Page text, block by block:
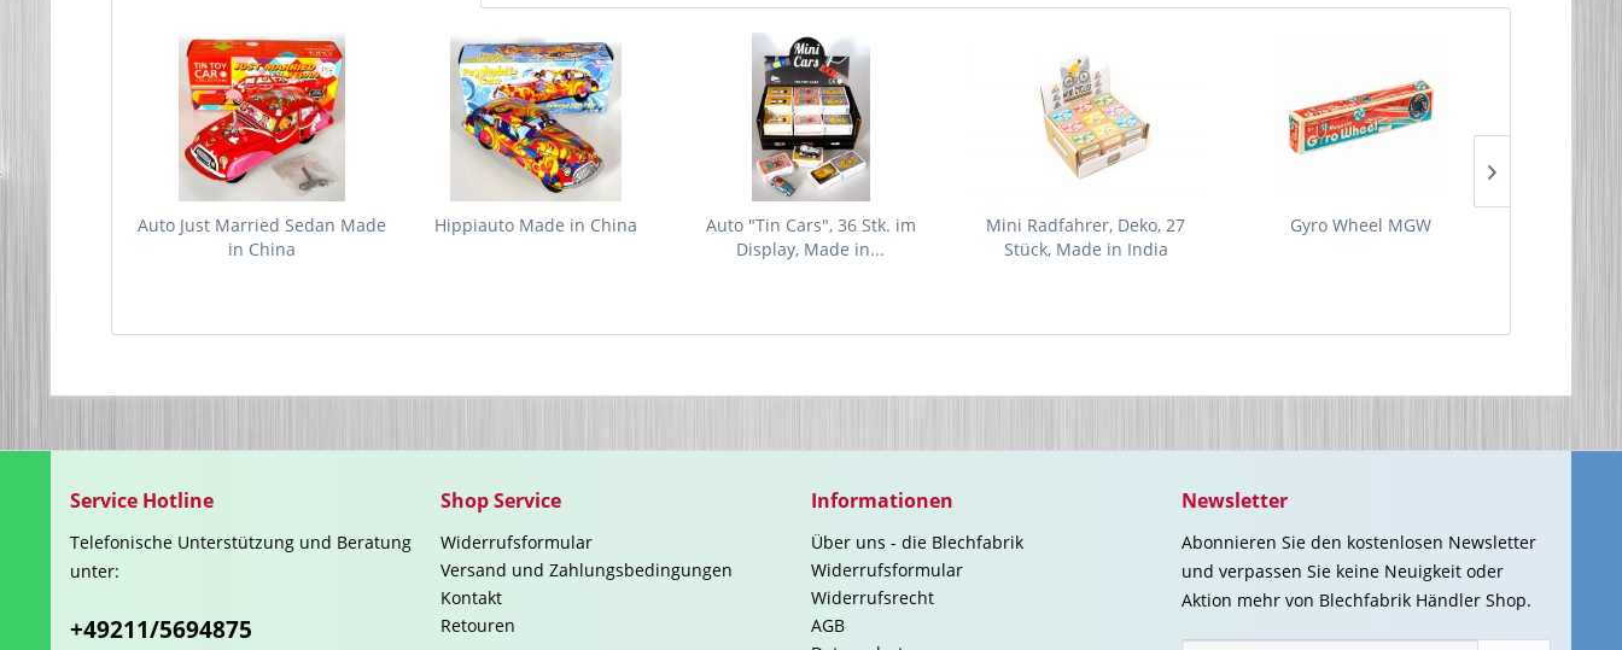
Auto Just Married Sedan Made
in China
Hippiauto Made in China
Auto "Tin Cars", 36 Stk. im
Display, Made in...
Mini Radfahrer, Deko, 27
Stück, Made in India
Gyro Wheel MGW
Service Hotline
Telefonische Unterstützung und Beratung
unter:
+49211/5694875
Shop Service
Widerrufsformular
Versand und Zahlungsbedingungen
Kontakt
Retouren
Informationen
Über uns - die Blechfabrik
Widerrufsformular
Widerrufsrecht
AGB
Newsletter
Abonnieren Sie den kostenlosen Newsletter
und verpassen Sie keine Neuigkeit oder
Aktion mehr von Blechfabrik Händler Shop.